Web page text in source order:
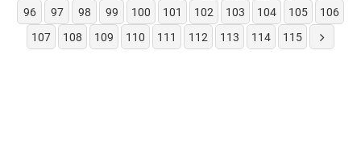
96
97 98 99 100 101 102 103 104 105
106
107
108 109 110 111 112 113 114 115